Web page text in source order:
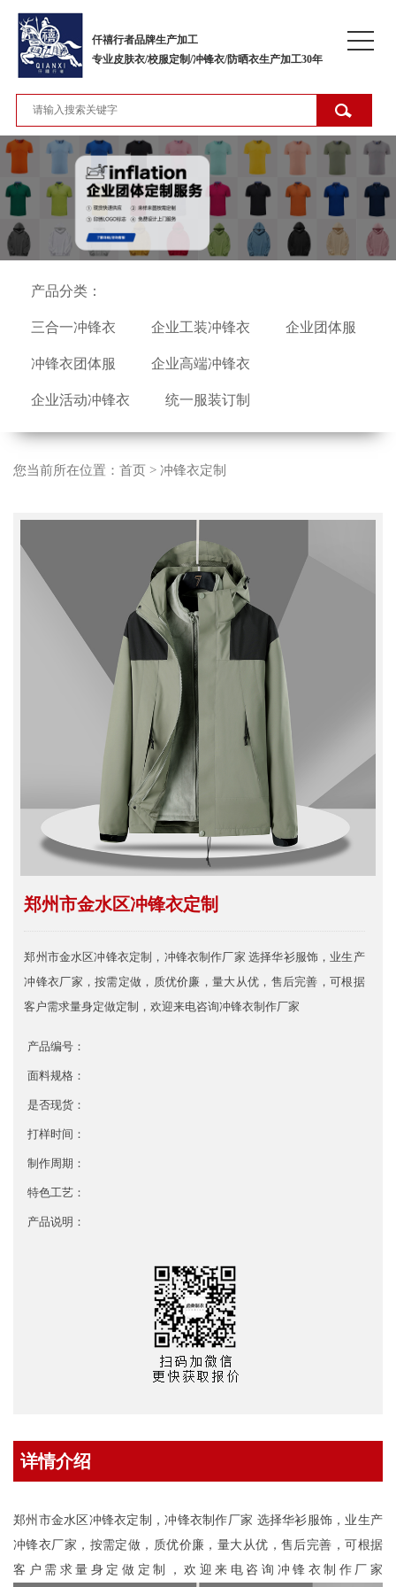
仟禧行者品牌生产加工
专业皮肤衣/校服定制/冲锋衣/防晒衣生产加工30年
产品分类：
三合一冲锋衣 企业工装冲锋衣 企业团体服
冲锋衣团体服 企业高端冲锋衣
企业活动冲锋衣 统一服装订制
您当前所在位置： 首页 > 冲锋衣定制
郑州市金水区冲锋衣定制
郑州市金水区冲锋衣定制，冲锋衣制作厂家 选择华衫服饰，业生产
冲锋衣厂家，按需定做，质优价廉，量大从优，售后完善，可根据
客户需求量身定做定制，欢迎来电咨询冲锋衣制作厂家
产品编号：
面料规格：
是否现货：
打样时间：
制作周期：
特色工艺：
产品说明：
详情介绍
郑州市金水区冲锋衣定制，冲锋衣制作厂家 选择华衫服饰，业生产
冲锋衣厂家，按需定做，质优价廉，量大从优，售后完善，可根据
客户需求量身定做定制，欢迎来电咨询冲锋衣制作厂家